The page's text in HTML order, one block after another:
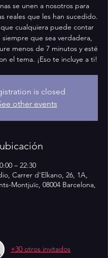
se unen a nosotros para
reales que les han sucedido.
que cualquiera puede contar
siempre que sea verdadera,
menos de 7 minutos y esté
el tema. ¡Eso te incluye a ti!
is closed
other events
– 22:30
Carrer d'Elkano, 26, 1A,
Montjuïc, 08004 Barcelona,
+30 otros invitados